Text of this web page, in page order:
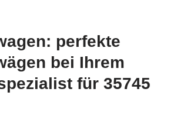
perfekte
bei Ihrem
für 35745